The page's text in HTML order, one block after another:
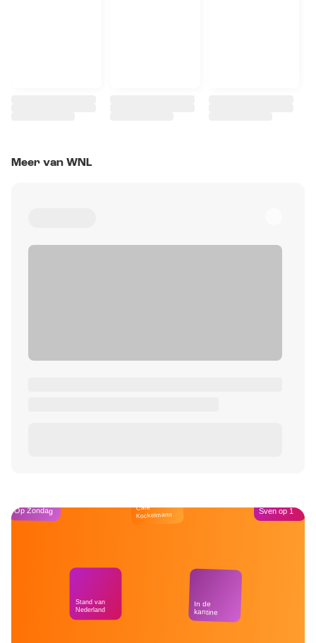
Meer van WNL
Op Zondag
Stand van
Nederland
Café
Kockelmann
In de
kantine
Sven op 1